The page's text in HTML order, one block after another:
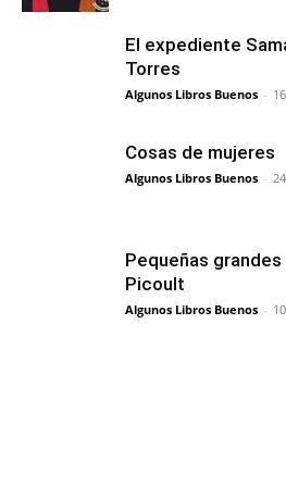
El expediente
Torres
Algunos Libros Buenos -
Cosas de mujeres
Algunos Libros Buenos -
Pequeñas
Picoult
Algunos Libros Buenos -